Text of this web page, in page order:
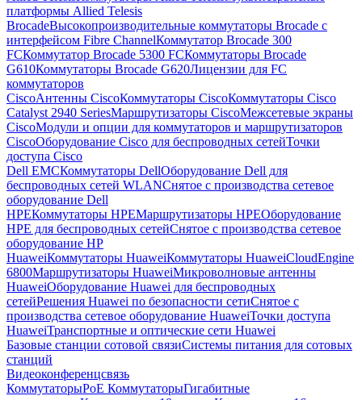
платформы Allied Telesis
BrocadeВысокопроизводительные коммутаторы Brocade с
интерфейсом Fibre ChannelКоммутатор Brocade 300
FCКоммутатор Brocade 5300 FCКоммутаторы Brocade
G610Коммутаторы Brocade G620Лицензии для FC
коммутаторов
CiscoАнтенны CiscoКоммутаторы CiscoКоммутаторы Cisco
Catalyst 2940 SeriesМаршрутизаторы CiscoМежсетевые экраны
CiscoМодули и опции для коммутаторов и маршрутизаторов
CiscoОборудование Cisco для беспроводных сетейТочки
доступа Cisco
Dell EMCКоммутаторы DellОборудование Dell для
беспроводных сетей WLANСнятое с производства сетевое
оборудование Dell
HPEКоммутаторы HPEМаршрутизаторы HPEОборудование
HPE для беспроводных сетейСнятое с производства сетевое
оборудование HP
HuaweiКоммутаторы HuaweiКоммутаторы HuaweiCloudEngine
6800Маршрутизаторы HuaweiМикроволновые антенны
HuaweiОборудование Huawei для беспроводных
сетейРешения Huawei по безопасности сетиСнятое с
производства сетевое оборудование HuaweiТочки доступа
HuaweiТранспортные и оптические сети Huawei
Базовые станции сотовой связиСистемы питания для сотовых
станций
Видеоконференцсвязь
КоммутаторыPoE КоммутаторыГигабитные